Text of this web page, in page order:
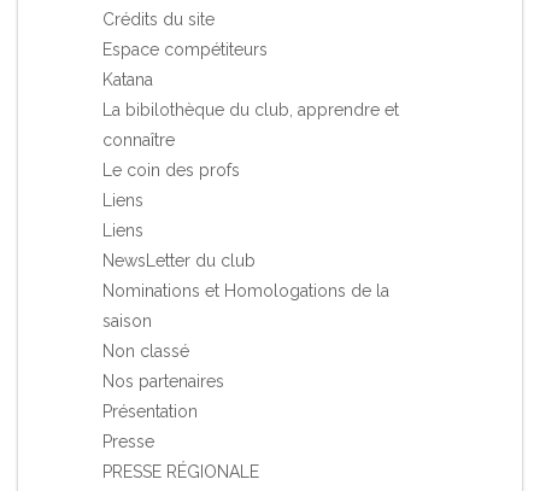
Crédits du site
Espace compétiteurs
Katana
La bibilothèque du club, apprendre et
connaître
Le coin des profs
Liens
Liens
NewsLetter du club
Nominations et Homologations de la
saison
Non classé
Nos partenaires
Présentation
Presse
PRESSE RÉGIONALE